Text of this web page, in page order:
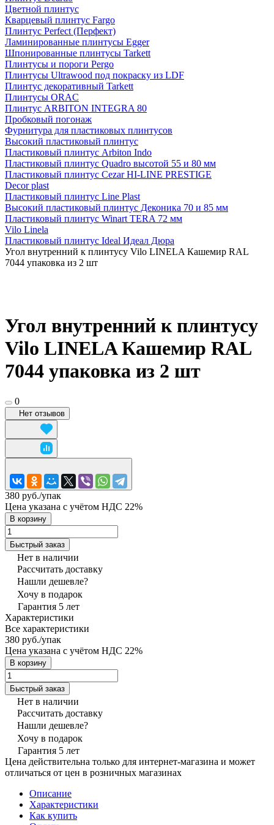
Цветной плинтус
Кварцевый плинтус Fargo
Плинтус Perfect (Перфект)
Ламинированные плинтусы Egger
Шпонированные плинтусы Tarkett
Плинтусы и пороги Pergo
Плинтусы Ultrawood под покраску из LDF
Плинтус декоративный Tarkett
Плинтусы ORAC
Плинтус ARBITON INTEGRA 80
Пробковый погонаж
Фурнитура для пластиковых плинтусов
Высокий пластиковый плинтус
Пластиковый плинтус Arbiton Indo
Пластиковый плинтус Quadro высотой 55 и 80 мм
Пластиковый плинтус Cezar HI-LINE PRESTIGE
Decor plast
Пластиковый плинтус Line Plast
Высокий пластиковый плинтус Деконика 70 и 85 мм
Пластиковый плинтус Winart TERA 72 мм
Vilo Linela
Пластиковый плинтус Ideal Идеал Дюра
Угол внутренний к плинтусу Vilo LINELA Кашемир RAL
7044 упаковка из 2 шт
Угол внутренний к плинтусу
Vilo LINELA Кашемир RAL
7044 упаковка из 2 шт
0
Нет отзывов
380 руб./упак
Цена указана с учётом НДС 22%
В корзину
Быстрый заказ
Нет в наличии
Рассчитать доставку
Нашли дешевле?
Хочу в подарок
Гарантия 5 лет
Характеристики
Все характеристики
380 руб./упак
Цена указана с учётом НДС 22%
В корзину
Быстрый заказ
Нет в наличии
Рассчитать доставку
Нашли дешевле?
Хочу в подарок
Гарантия 5 лет
Цена действительна только для интернет-магазина и может
отличаться от цен в розничных магазинах
Описание
Характеристики
Как купить